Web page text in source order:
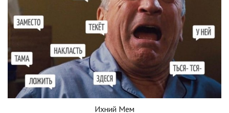
Ихний Мем